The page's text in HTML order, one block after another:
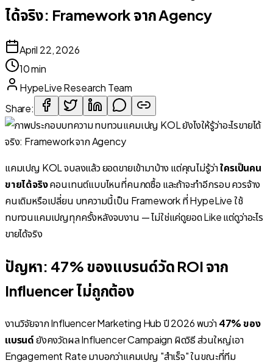
ได้จริง: Framework จาก Agency
April 22, 2026
10 min
HypeLive Research Team
Share:
แคมเปญ KOL จบลงแล้ว ยอดขายเข้ามาบ้าง แต่คุณไม่รู้ว่าใครเป็นคน
ขายได้จริงคอนเทนต์แบบไหนที่คนกดซื้อ และถ้าจะทำอีกรอบ ควรจ้าง
คนเดิมหรือเปลี่ยน บทความนี้เป็น Framework ที่ HypeLive ใช้
ทบทวนแคมเปญทุกครั้งหลังจบงาน — ไม่ใช่แค่ดูยอด Like แต่ดูว่าอะไร
ขายได้จริง
ปัญหา: 47% ของแบรนด์วัด ROI จาก
Influencer ไม่ถูกต้อง
งานวิจัยจาก Influencer Marketing Hub ปี 2026 พบว่า47% ของ
แบรนด์ยังคงวัดผล Influencer Campaign ผิดวิธี ส่วนใหญ่เอา
Engagement Rate มาบอกว่าแคมเปญ "สำเร็จ" ในขณะที่ทีม